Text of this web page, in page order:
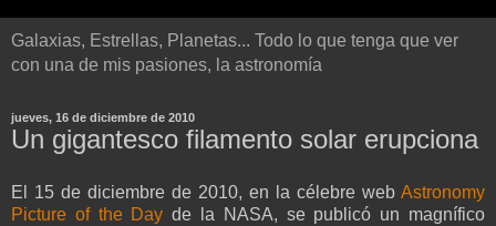
Galaxias, Estrellas, Planetas... Todo lo que tenga que ver
con una de mis pasiones, la astronomía
jueves, 16 de diciembre de 2010
Un gigantesco filamento solar erupciona
El 15 de diciembre de 2010, en la célebre web Astronomy
Picture of the Day de la NASA, se publicó un magnífico